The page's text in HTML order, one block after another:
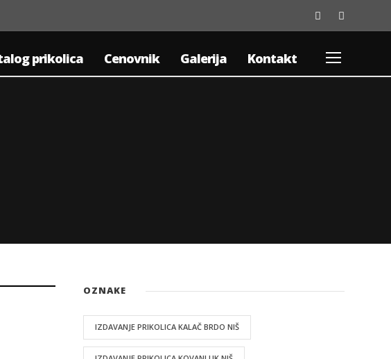
prikolica Cenovnik Galerija Kontakt
OZNAKE
IZDAVANJE PRIKOLICA KALAČ BRDO NIŠ